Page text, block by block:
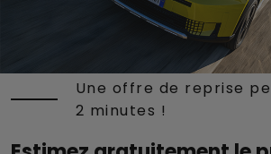
Une offre de reprise
2 minutes !